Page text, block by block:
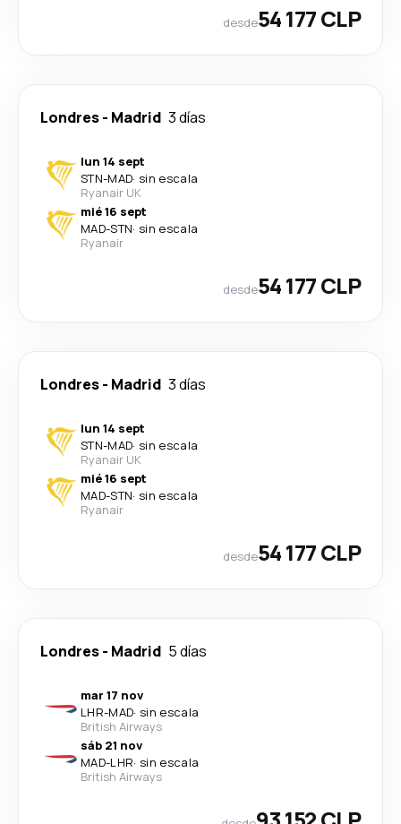
desde54 177 CLP
Londres- Madrid 3 días
lun 14 sept
STN-MAD· sin escala
Ryanair UK
mié 16 sept
MAD-STN· sin escala
Ryanair
desde54 177 CLP
Londres- Madrid 3 días
lun 14 sept
STN-MAD· sin escala
Ryanair UK
mié 16 sept
MAD-STN· sin escala
Ryanair
desde54 177 CLP
Londres- Madrid 5 días
mar 17 nov
LHR-MAD· sin escala
British Airways
sáb 21 nov
MAD-LHR· sin escala
British Airways